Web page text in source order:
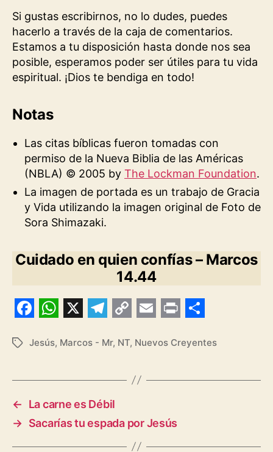
Si gustas escribirnos, no lo dudes, puedes
hacerlo a través de la caja de comentarios.
Estamos a tu disposición hasta donde nos sea
posible, esperamos poder ser útiles para tu vida
espiritual. ¡Dios te bendiga en todo!
Notas
Las citas bíblicas fueron tomadas con
permiso de la Nueva Biblia de las Américas
(NBLA) © 2005 by The Lockman Foundation.
La imagen de portada es un trabajo de Gracia
y Vida utilizando la imagen original de Foto de
Sora Shimazaki.
Cuidado en quien confías – Marcos
14.44
a
e
b
o
o
h
t
s
A
p
e
e
g
r
a
o
y
L
i
n
m
i
r
n
h
r
Etiquetas
Jesús, Marcos - Mr, NT, Nuevos Creyentes
←
La carne es Débil
→ Sacarías tu espada por Jesús